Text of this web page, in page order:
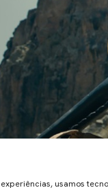
usamos
várias histórias